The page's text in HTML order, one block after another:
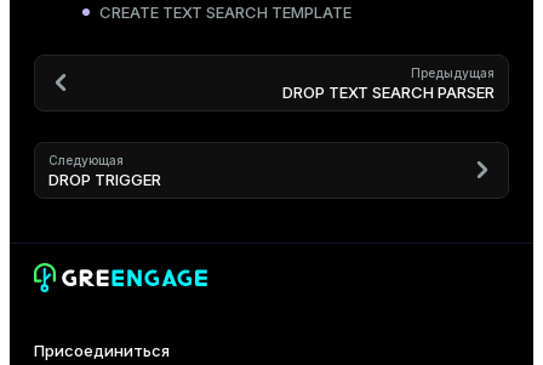
CREATE TEXT SEARCH TEMPLATE
Предыдущая
DROP TEXT SEARCH PARSER
Следующая
DROP TRIGGER
Присоединиться